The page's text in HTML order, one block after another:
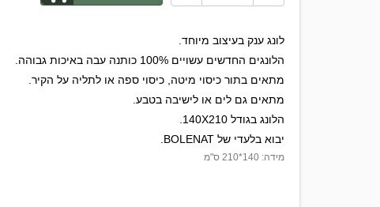
לונג ענק בעיצוב מיוחד.
הלונגים החדשים עשויים 100% כותנה עבה באיכות גבוהה.
מתאים בתור כיסוי מיטה, כיסוי ספה או לתליה על הקיר.
מתאים גם לים או לישיבה בטבע.
הלונג בגודל 140X210.
יבוא בלעדי של BOLENAT.
מידה: 140*210 ס"מ